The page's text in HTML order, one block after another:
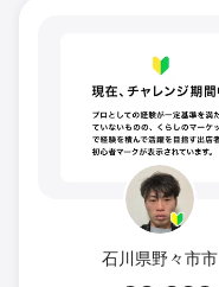
石川県野々市市